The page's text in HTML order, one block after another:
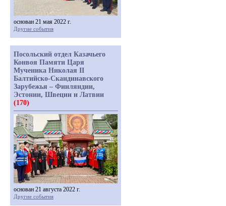
основан 21 мая 2022 г.
Другие события
Посольский отдел Казачьего
Конвоя Памяти Царя
Мученика Николая II
Балтийско-Скандинавского
Зарубежья – Финляндии,
Эстонии, Швеции и Латвии
(170)
основан 21 августа 2022 г.
Другие события